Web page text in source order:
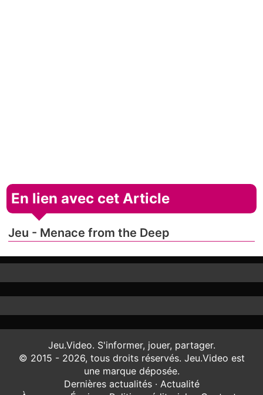
En lien avec cet Article
Jeu - Menace from the Deep
Jeu.Video. S'informer, jouer, partager.
© 2015 - 2026, tous droits réservés. Jeu.Video est
une marque déposée.
Dernières actualités· Actualité